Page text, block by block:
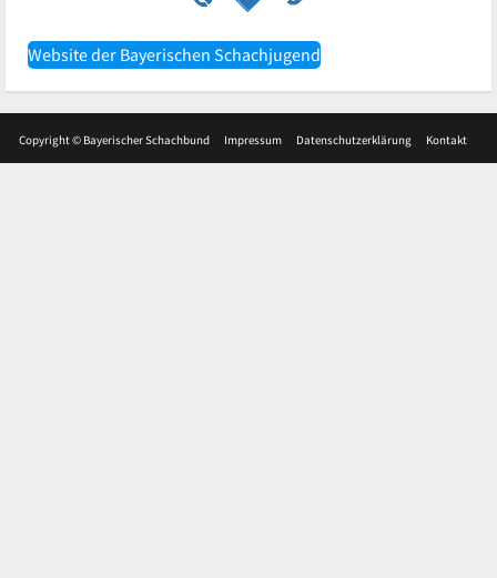
Website der Bayerischen Schachjugend
Copyright © Bayerischer Schachbund Impressum Datenschutzerklärung Kontakt